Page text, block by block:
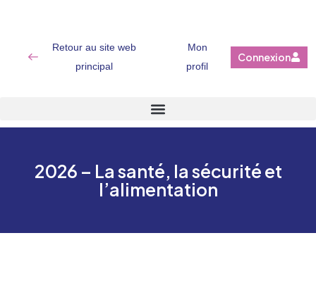
Retour au site web
principal
Mon
profil
Connexion
2026 – La santé, la sécurité et
l’alimentation